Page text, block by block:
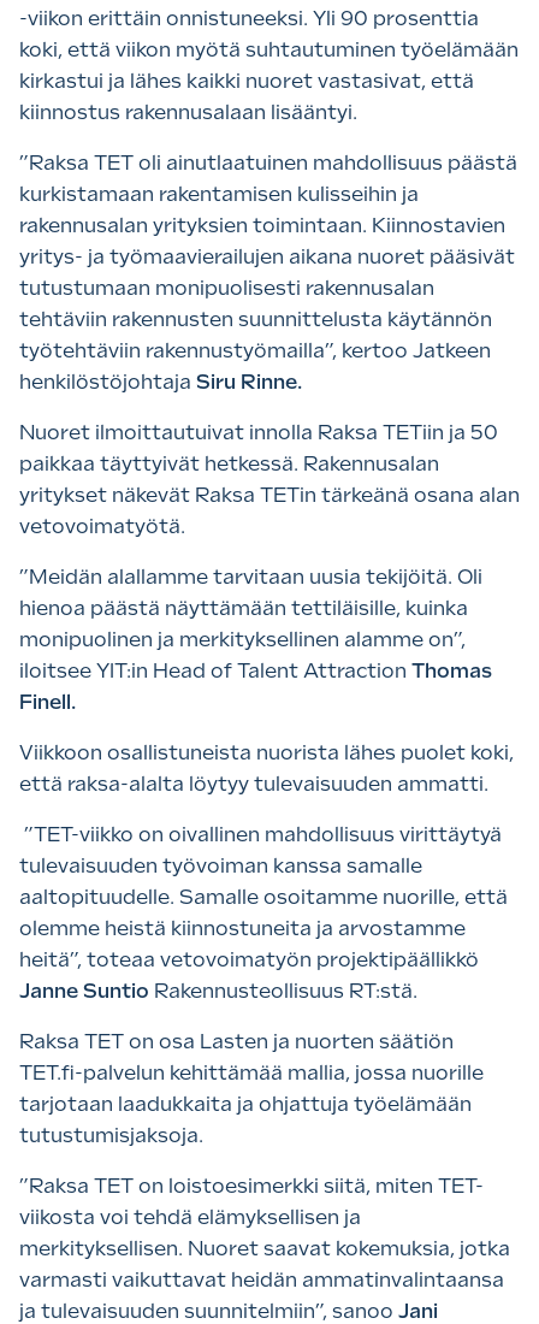
-viikon erittäin onnistuneeksi. Yli 90 prosenttia
koki, että viikon myötä suhtautuminen työelämään
kirkastui ja lähes kaikki nuoret vastasivat, että
kiinnostus rakennusalaan lisääntyi.
”Raksa TET oli ainutlaatuinen mahdollisuus päästä
kurkistamaan rakentamisen kulisseihin ja
rakennusalan yrityksien toimintaan. Kiinnostavien
yritys- ja työmaavierailujen aikana nuoret pääsivät
tutustumaan monipuolisesti rakennusalan
tehtäviin rakennusten suunnittelusta käytännön
työtehtäviin rakennustyömailla”, kertoo Jatkeen
henkilöstöjohtaja Siru Rinne.
Nuoret ilmoittautuivat innolla Raksa TETiin ja 50
paikkaa täyttyivät hetkessä. Rakennusalan
yritykset näkevät Raksa TETin tärkeänä osana alan
vetovoimatyötä.
”Meidän alallamme tarvitaan uusia tekijöitä. Oli
hienoa päästä näyttämään tettiläisille, kuinka
monipuolinen ja merkityksellinen alamme on”,
iloitsee YIT:in Head of Talent Attraction Thomas
Finell.
Viikkoon osallistuneista nuorista lähes puolet koki,
että raksa-alalta löytyy tulevaisuuden ammatti.
”TET-viikko on oivallinen mahdollisuus virittäytyä
tulevaisuuden työvoiman kanssa samalle
aaltopituudelle. Samalle osoitamme nuorille, että
olemme heistä kiinnostuneita ja arvostamme
heitä”, toteaa vetovoimatyön projektipäällikkö
Janne Suntio Rakennusteollisuus RT:stä.
Raksa TET on osa Lasten ja nuorten säätiön
TET.fi-palvelun kehittämää mallia, jossa nuorille
tarjotaan laadukkaita ja ohjattuja työelämään
tutustumisjaksoja.
”Raksa TET on loistoesimerkki siitä, miten TET-
viikosta voi tehdä elämyksellisen ja
merkityksellisen. Nuoret saavat kokemuksia, jotka
varmasti vaikuttavat heidän ammatinvalintaansa
ja tulevaisuuden suunnitelmiin”, sanoo Jani